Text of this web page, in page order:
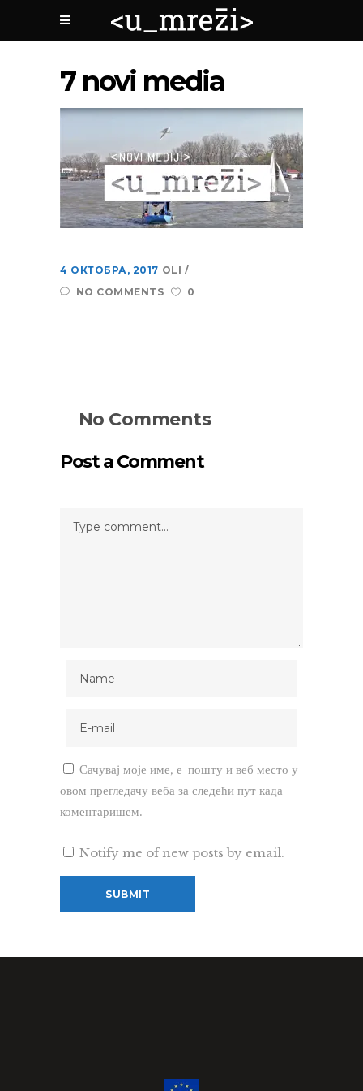
7 novi media
4 ОКТОБРА, 2017 OLI
NO COMMENTS
0
No Comments
Post a Comment
Сачувај моје име, е-пошту и веб место у
овом прегледачу веба за следећи пут када
коментаришем.
Notify me of new posts by email.